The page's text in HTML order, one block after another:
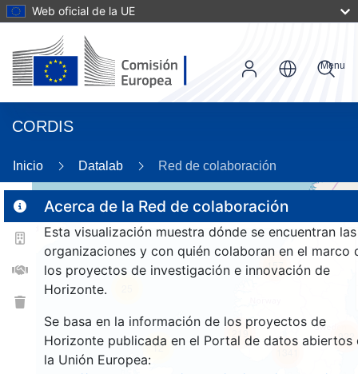
Web oficial de la UE
CORDIS
Menu
Inicio Datalab Red de colaboración
Acerca de la Red de colaboración
Esta visualización muestra dónde se encuentran las
organizaciones y con quién colaboran en el marco
los proyectos de investigación e innovación de
Horizonte.
Se basa en la información de los proyectos de
Horizonte publicada en el Portal de datos abiertos
la Unión Europea:
219 922
157
12